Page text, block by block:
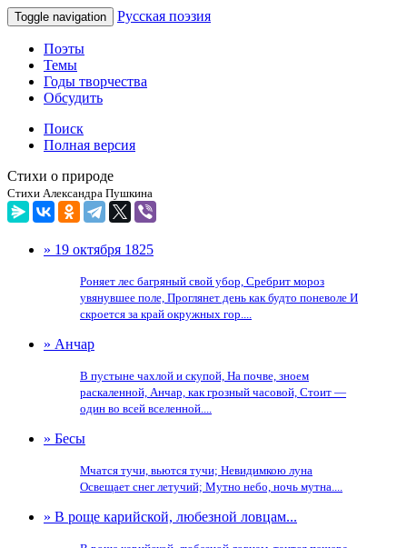
Toggle navigation Русская поэзия
Поэты
Темы
Годы творчества
Обсудить
Поиск
Полная версия
Стихи о природе
Стихи Александра Пушкина
» 19 октября 1825
Роняет лес багряный свой убор, Сребрит мороз
увянувшее поле, Проглянет день как будто поневоле И
скроется за край окружных гор....
» Анчар
В пустыне чахлой и скупой, На почве, зноем
раскаленной, Анчар, как грозный часовой, Стоит —
один во всей вселенной....
» Бесы
Мчатся тучи, вьются тучи; Невидимкою луна
Освещает снег летучий; Мутно небо, ночь мутна....
» В роще карийской, любезной ловцам...